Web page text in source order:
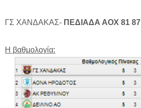
ΓΣ ΧΑΝΔΑΚΑΣ- ΠΕΔΙΑΔΑ ΑΟΧ 81 87
Η βαθμολογία: